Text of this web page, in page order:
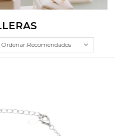
Recomendados